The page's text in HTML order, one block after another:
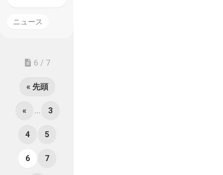
ニュース
6 / 7
« 先頭
« ... 3
4 5
6 7